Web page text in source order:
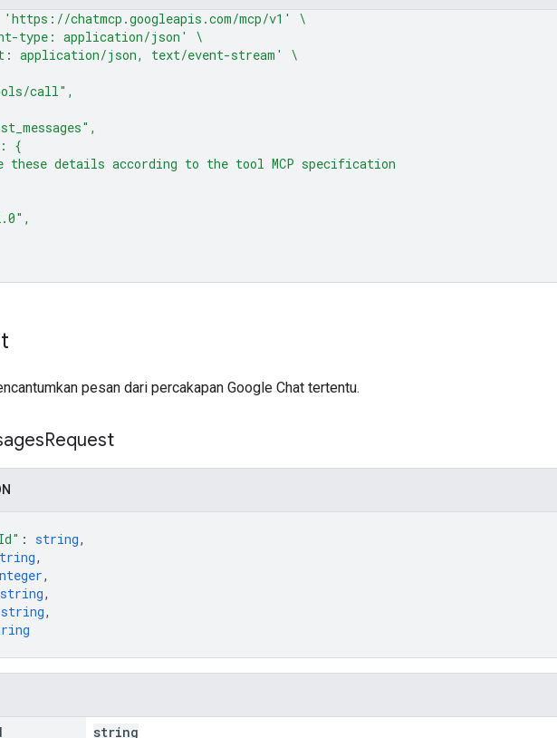
'https://chatmcp.googleapis.com/mcp/v1'
\
type: application/json'
\
application/json, text/event-stream'
\
call",
{
these details according to the tool MCP specification
pesan dari percakapan Google Chat tertentu.
Request
: string,
,
,
string,
string,
string